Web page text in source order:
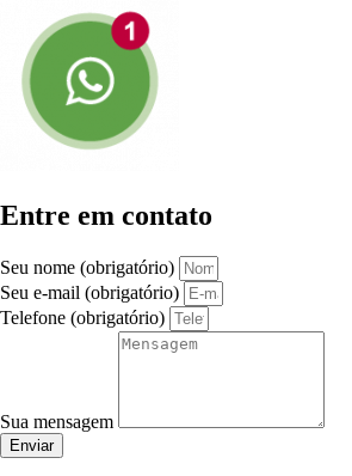
Entre em contato
Seu nome (obrigatório)
Seu e-mail (obrigatório)
Telefone (obrigatório)
Sua mensagem
Enviar